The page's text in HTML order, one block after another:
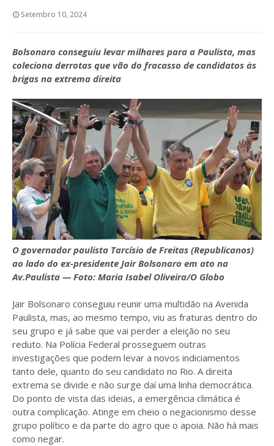
Setembro 10, 2024
Bolsonaro conseguiu levar milhares para a Paulista, mas
coleciona derrotas que vão do fracasso de candidatos às
brigas na extrema direita
O governador paulista Tarcísio de Freitas (Republicanos)
ao lado do ex-presidente Jair Bolsonaro em ato na
Av.Paulista — Foto: Maria Isabel Oliveira/O Globo
Jair Bolsonaro conseguiu reunir uma multidão na Avenida
Paulista, mas, ao mesmo tempo, viu as fraturas dentro do
seu grupo e já sabe que vai perder a eleição no seu
reduto. Na Polícia Federal prosseguem outras
investigações que podem levar a novos indiciamentos
tanto dele, quanto do seu candidato no Rio. A direita
extrema se divide e não surge daí uma linha democrática.
Do ponto de vista das ideias, a emergência climática é
outra complicação. Atinge em cheio o negacionismo desse
grupo político e da parte do agro que o apoia. Não há mais
como negar.